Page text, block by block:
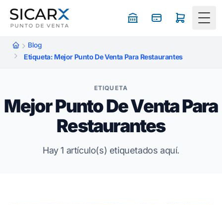
Blog
Etiqueta: Mejor Punto De Venta Para Restaurantes
ETIQUETA
Mejor Punto De Venta Para
Restaurantes
Hay 1 artículo(s) etiquetados aquí.